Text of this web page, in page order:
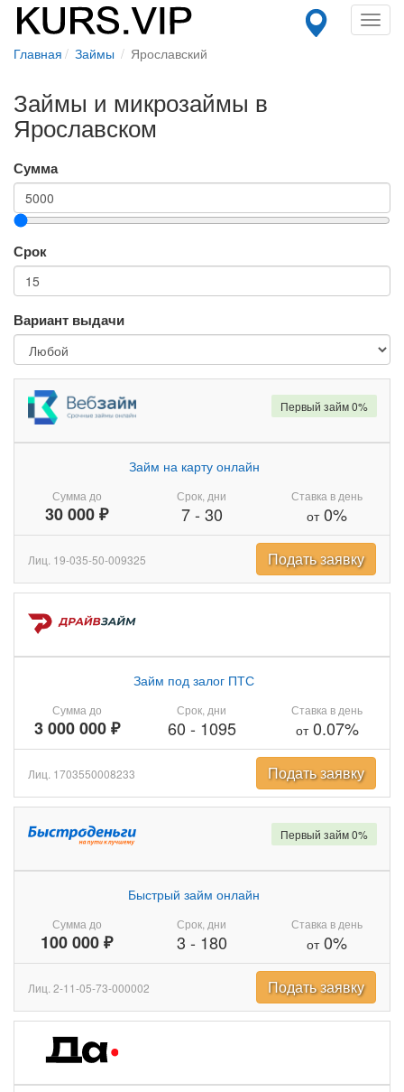
Главная Займы Ярославский
Займы и микрозаймы в
Ярославском
Сумма
Срок
Вариант выдачи
Сумма до
30 000 ₽
Займ на карту онлайн
Срок, дни
7- 30
Ставка в день
от0%
Первый займ 0%
Лиц. 19-035-50-009325 Подать заявку
Сумма до
3 000 000 ₽
Займ под залог ПТС
Срок, дни
60 - 1095
Ставка в день
от0.07%
Лиц. 1703550008233 Подать заявку
Сумма до
100 000 ₽
Быстрый займ онлайн
Срок, дни
3 - 180
Ставка в день
от0%
Первый займ 0%
Лиц. 2-11-05-73-000002 Подать заявку